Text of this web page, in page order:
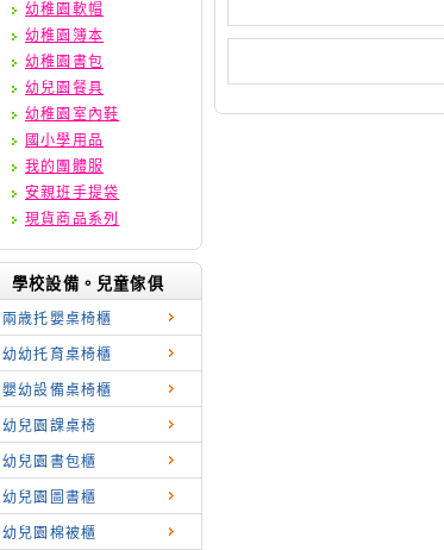
幼稚園軟帽
幼稚園簿本
幼稚園書包
幼兒園餐具
幼稚園室內鞋
國小學用品
我的團體服
安親班手提袋
現貨商品系列
學校設備。兒童傢俱
兩歳托嬰桌椅櫃
幼幼托育桌椅櫃
嬰幼設備桌椅櫃
幼兒園課桌椅
幼兒園書包櫃
幼兒園圖書櫃
幼兒園棉被櫃